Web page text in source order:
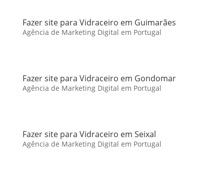
Fazer site para Vidraceiro em Guimarães
Agência de Marketing Digital em Portugal
Fazer site para Vidraceiro em Gondomar
Agência de Marketing Digital em Portugal
Fazer site para Vidraceiro em Seixal
Agência de Marketing Digital em Portugal